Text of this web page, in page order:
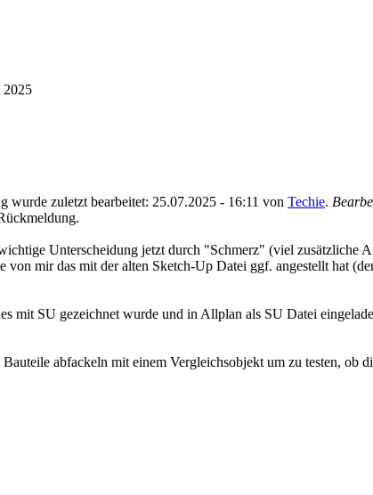
2025
wurde zuletzt bearbeitet: 25.07.2025 - 16:11 von Techie.
Unterscheidung jetzt durch "Schmerz" (viel zusätzliche
von mir das mit der alten Sketch-Up Datei ggf. angestellt hat
mit SU gezeichnet wurde und in Allplan als SU Datei
abfackeln mit einem Vergleichsobjekt um zu testen,